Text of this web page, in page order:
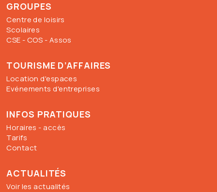
GROUPES
Centre de loisirs
Scolaires
CSE - COS - Assos
TOURISME D’AFFAIRES
Location d'espaces
Evénements d'entreprises
INFOS PRATIQUES
Horaires - accès
Tarifs
Contact
ACTUALITÉS
Voir les actualités